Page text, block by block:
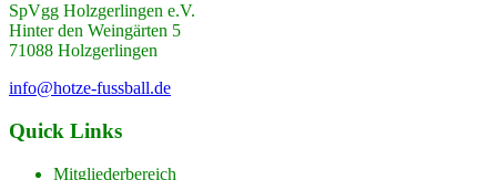
SpVgg Holzgerlingen e.V.
Hinter den Weingärten 5
71088 Holzgerlingen
info@hotze-fussball.de
Quick Links
Mitgliederbereich